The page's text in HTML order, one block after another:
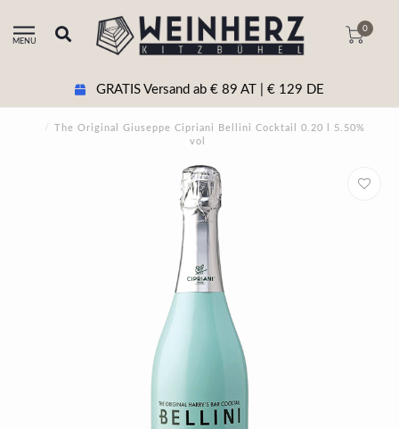
MENU
0
GRATIS Versand ab € 89 AT | € 129 DE
/
The Original Giuseppe Cipriani Bellini Cocktail 0.20 l 5.50%
vol